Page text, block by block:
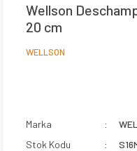
Wellson
20 cm
WELLSON
Marka
Stok Kodu